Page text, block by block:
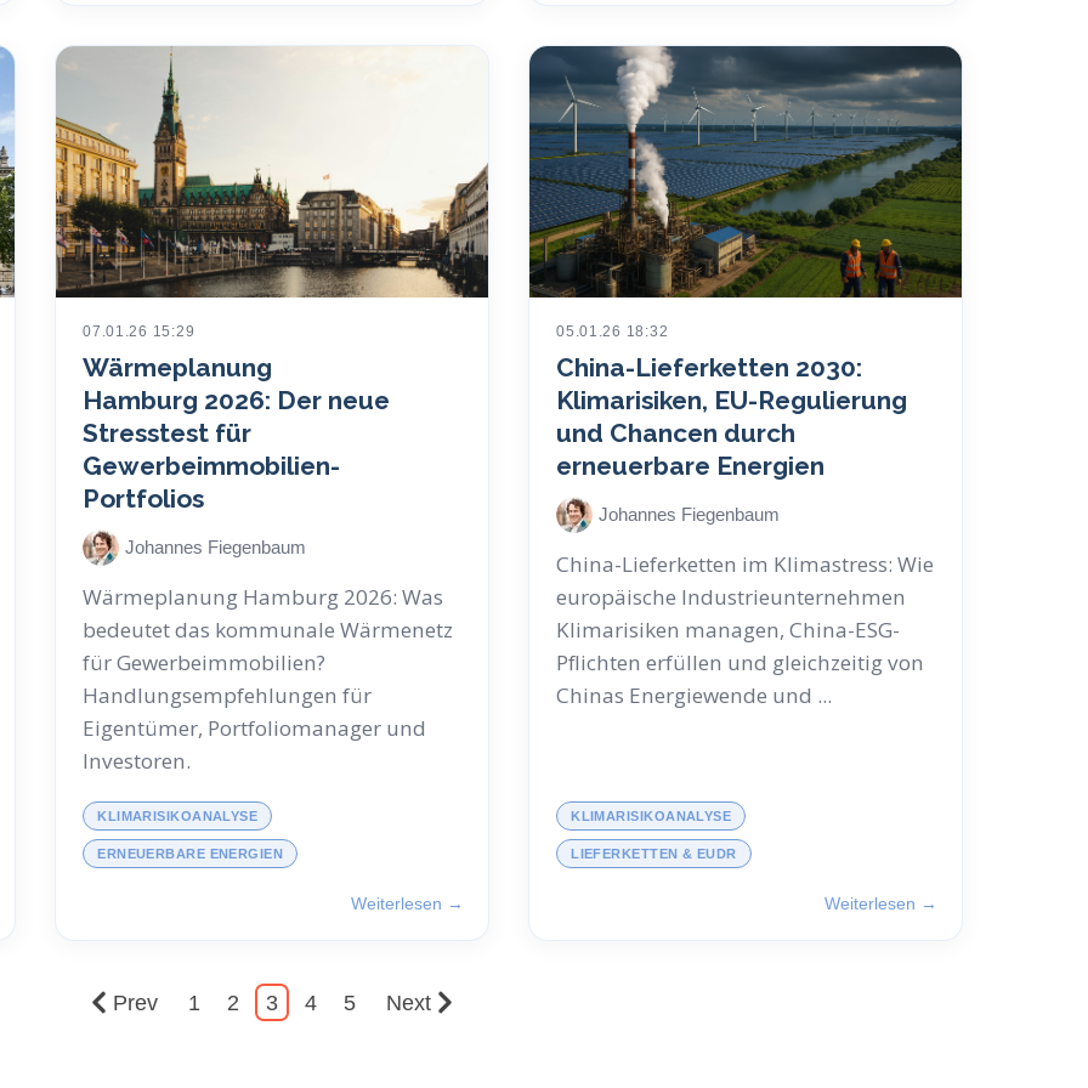
07.01.26 15:29
Wärmeplanung
Hamburg 2026: Der neue
Stresstest für
Gewerbeimmobilien-
Portfolios
Johannes Fiegenbaum
Wärmeplanung Hamburg 2026: Was
bedeutet das kommunale Wärmenetz
für Gewerbeimmobilien?
Handlungsempfehlungen für
Eigentümer, Portfoliomanager und
Investoren.
KLIMARISIKOANALYSE
ERNEUERBARE ENERGIEN
Weiterlesen →
05.01.26 18:32
China-Lieferketten 2030:
Klimarisiken, EU-Regulierung
und Chancen durch
erneuerbare Energien
Johannes Fiegenbaum
China-Lieferketten im Klimastress: Wie
europäische Industrieunternehmen
Klimarisiken managen, China-ESG-
Pflichten erfüllen und gleichzeitig von
Chinas Energiewende und ...
KLIMARISIKOANALYSE
LIEFERKETTEN & EUDR
Weiterlesen →
Prev 1 2 3 4 5 Next